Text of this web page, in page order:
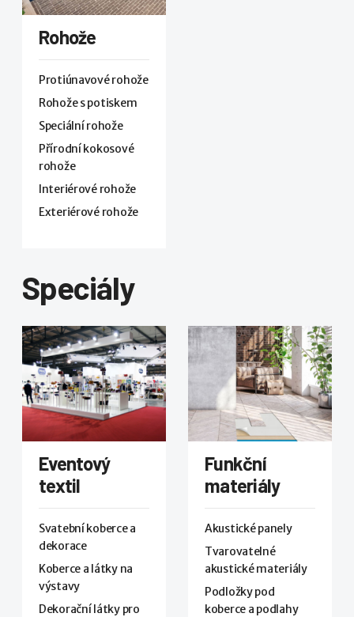
Rohože
Protiúnavové rohože
Rohože s potiskem
Speciální rohože
Přírodní kokosové
rohože
Interiérové rohože
Exteriérové rohože
Speciály
Eventový
textil
Svatební koberce a
dekorace
Koberce a látky na
výstavy
Dekorační látky pro
Funkční
materiály
Akustické panely
Tvarovatelné
akustické materiály
Podložky pod
koberce a podlahy